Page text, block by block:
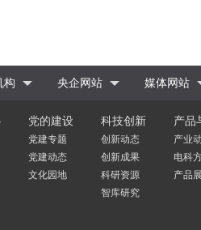
构 央企网站 媒体网站
党的建设
党建专题
党建动态
文化园地
科技创新
创新动态
创新成果
科研资源
智库研究
产品
产业
电科
产品